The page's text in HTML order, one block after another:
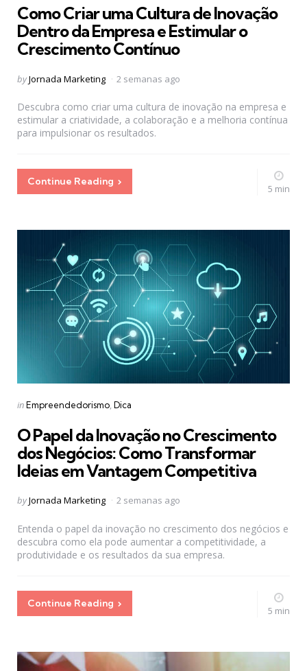
Como Criar uma Cultura de Inovação
Dentro da Empresa e Estimular o
Crescimento Contínuo
Posted
byJornada Marketing 2 semanas ago
Descubra como criar uma cultura de inovação na empresa e
estimular a criatividade, a colaboração e a melhoria contínua
para impulsionar os resultados.
Continue Reading
5 min
Categories
Posted
inEmpreendedorismo Dica
O Papel da Inovação no Crescimento
dos Negócios: Como Transformar
Ideias em Vantagem Competitiva
Posted
byJornada Marketing 2 semanas ago
Entenda o papel da inovação no crescimento dos negócios e
descubra como ela pode aumentar a competitividade, a
produtividade e os resultados da sua empresa.
Continue Reading
5 min